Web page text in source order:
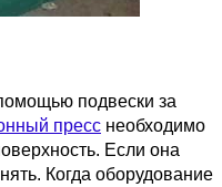
подвески за
пресс необходимо
Если она
Когда оборудование